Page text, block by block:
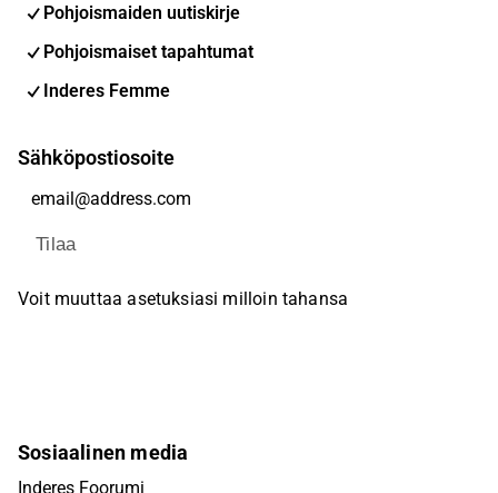
Pohjoismaiden uutiskirje
Pohjoismaiset tapahtumat
Inderes Femme
Sähköpostiosoite
Tilaa
Voit muuttaa asetuksiasi milloin tahansa
Sosiaalinen media
Inderes Foorumi